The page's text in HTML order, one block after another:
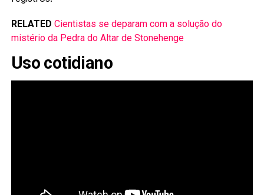
RELATED Cientistas se deparam com a solução do
mistério da Pedra do Altar de Stonehenge
Uso cotidiano